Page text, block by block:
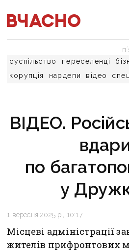
суспільство переселенці
корупція
нардепи відео
ВІДЕО.
по
у
1 вересня 2025 р., 10:17
Місцеві адміністрації
жителів прифронтових